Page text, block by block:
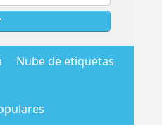
Nube de etiquetas